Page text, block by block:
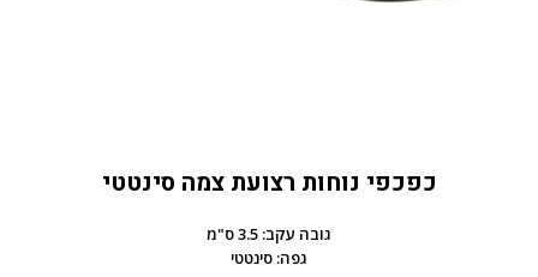
כפכפי נוחות רצועת צמה סינטטי
גובה עקב: 3.5 ס"מ
גפה: סינטטי